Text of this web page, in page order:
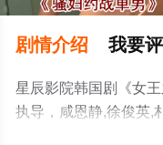
剧情介绍 我要
星辰影院韩国剧《女
执导，咸恩静,徐俊英,
电视剧，大结局剧情